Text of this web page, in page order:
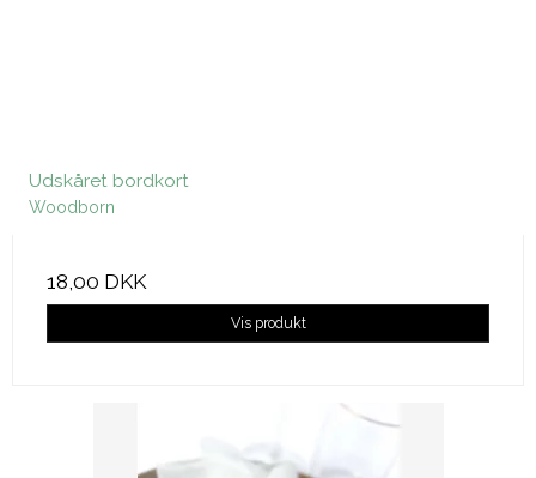
Udskåret bordkort
Woodborn
18,00 DKK
Vis produkt